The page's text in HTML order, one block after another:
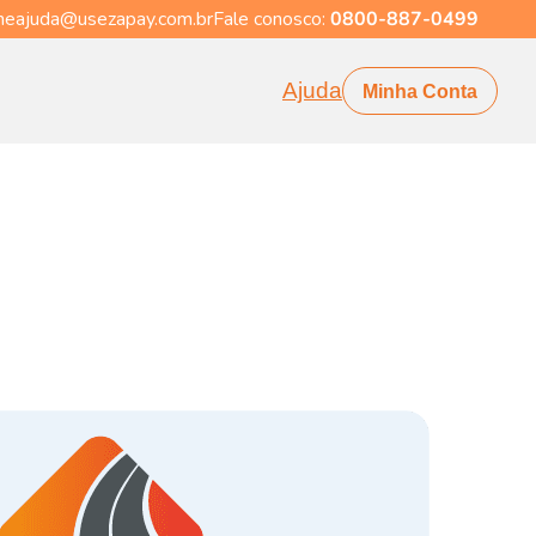
Fale conosco: 0800-887-0499
Ajuda Minha Conta